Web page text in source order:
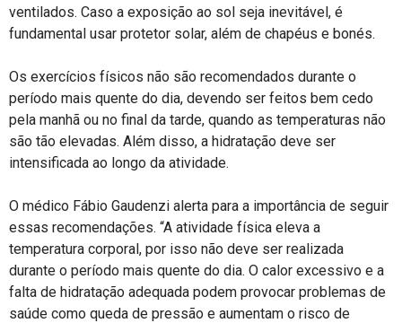
ventilados. Caso a exposição ao sol seja inevitável, é
fundamental usar protetor solar, além de chapéus e bonés.
Os exercícios físicos não são recomendados durante o
período mais quente do dia, devendo ser feitos bem cedo
pela manhã ou no final da tarde, quando as temperaturas não
são tão elevadas. Além disso, a hidratação deve ser
intensificada ao longo da atividade.
O médico Fábio Gaudenzi alerta para a importância de seguir
essas recomendações. “A atividade física eleva a
temperatura corporal, por isso não deve ser realizada
durante o período mais quente do dia. O calor excessivo e a
falta de hidratação adequada podem provocar problemas de
saúde como queda de pressão e aumentam o risco de